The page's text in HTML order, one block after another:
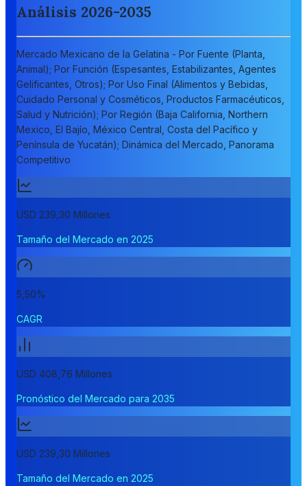
Análisis 2026-2035
Mercado Mexicano de la Gelatina - Por Fuente (Planta,
Animal); Por Función (Espesantes, Estabilizantes, Agentes
Gelificantes, Otros); Por Uso Final (Alimentos y Bebidas,
Cuidado Personal y Cosméticos, Productos Farmacéuticos,
Salud y Nutrición); Por Región (Baja California, Northern
Mexico, El Bajío, México Central, Costa del Pacífico y
Península de Yucatán); Dinámica del Mercado, Panorama
Competitivo
USD 239,30 Millones
Tamaño del Mercado en 2025
5,50%
CAGR
USD 408,76 Millones
Pronóstico del Mercado para 2035
USD 239,30 Millones
Tamaño del Mercado en 2025